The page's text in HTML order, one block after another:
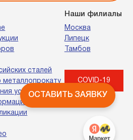
сталей
металлопрокату
услуг
Наши филиалы
Москва
Липецк
Тамбов
COVID-19
ОСТАВИТЬ ЗАЯВКУ